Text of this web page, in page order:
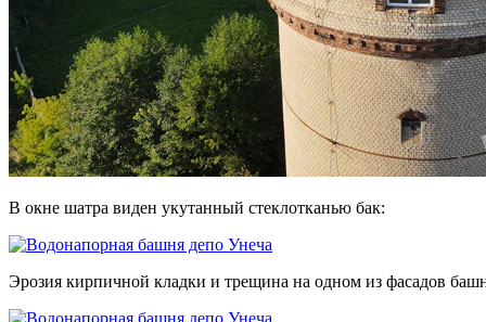
В окне шатра виден укутанный стеклотканью бак:
Эрозия кирпичной кладки и трещина на одном из фасадов